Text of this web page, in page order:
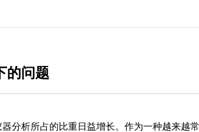
的问题
分析所占的比重日益增长。作为一种越来越常